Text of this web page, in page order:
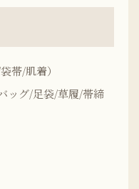
帯/肌着）
ッグ/足袋/草履/帯締